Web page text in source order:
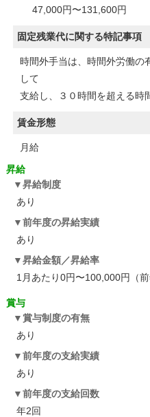
47,000円〜131,600円
固定残業代に関する特記事項
時間外手当は、時間外労働の
して
支給し、３０時間を超える時
賃金形態
月給
昇給
昇給制度
あり
前年度の昇給実績
あり
昇給金額／昇給率
1月あたり0円〜100,000円（前
賞与
賞与制度の有無
あり
前年度の支給実績
あり
前年度の支給回数
年2回